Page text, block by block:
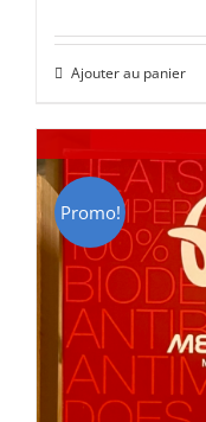
était :
CHF
Ajouter au panier
Promo!